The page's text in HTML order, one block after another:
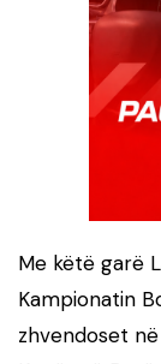
Me këtë garë
Kampionatin
zhvendoset